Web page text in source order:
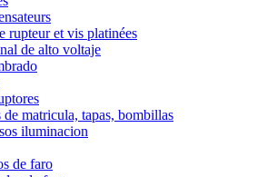
rupteur et vis platinées
de alto voltaje
de matricula, tapas, bombillas
iluminacion
de faro